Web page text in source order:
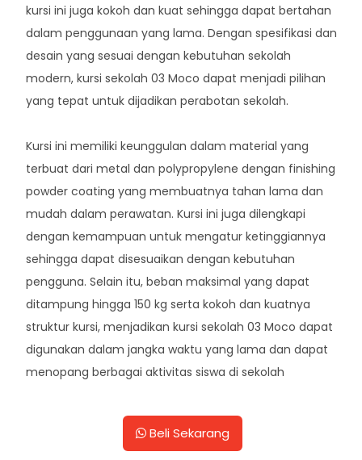
kursi ini juga kokoh dan kuat sehingga dapat bertahan
dalam penggunaan yang lama. Dengan spesifikasi dan
desain yang sesuai dengan kebutuhan sekolah
modern, kursi sekolah 03 Moco dapat menjadi pilihan
yang tepat untuk dijadikan perabotan sekolah.
Kursi ini memiliki keunggulan dalam material yang
terbuat dari metal dan polypropylene dengan finishing
powder coating yang membuatnya tahan lama dan
mudah dalam perawatan. Kursi ini juga dilengkapi
dengan kemampuan untuk mengatur ketinggiannya
sehingga dapat disesuaikan dengan kebutuhan
pengguna. Selain itu, beban maksimal yang dapat
ditampung hingga 150 kg serta kokoh dan kuatnya
struktur kursi, menjadikan kursi sekolah 03 Moco dapat
digunakan dalam jangka waktu yang lama dan dapat
menopang berbagai aktivitas siswa di sekolah
Beli Sekarang